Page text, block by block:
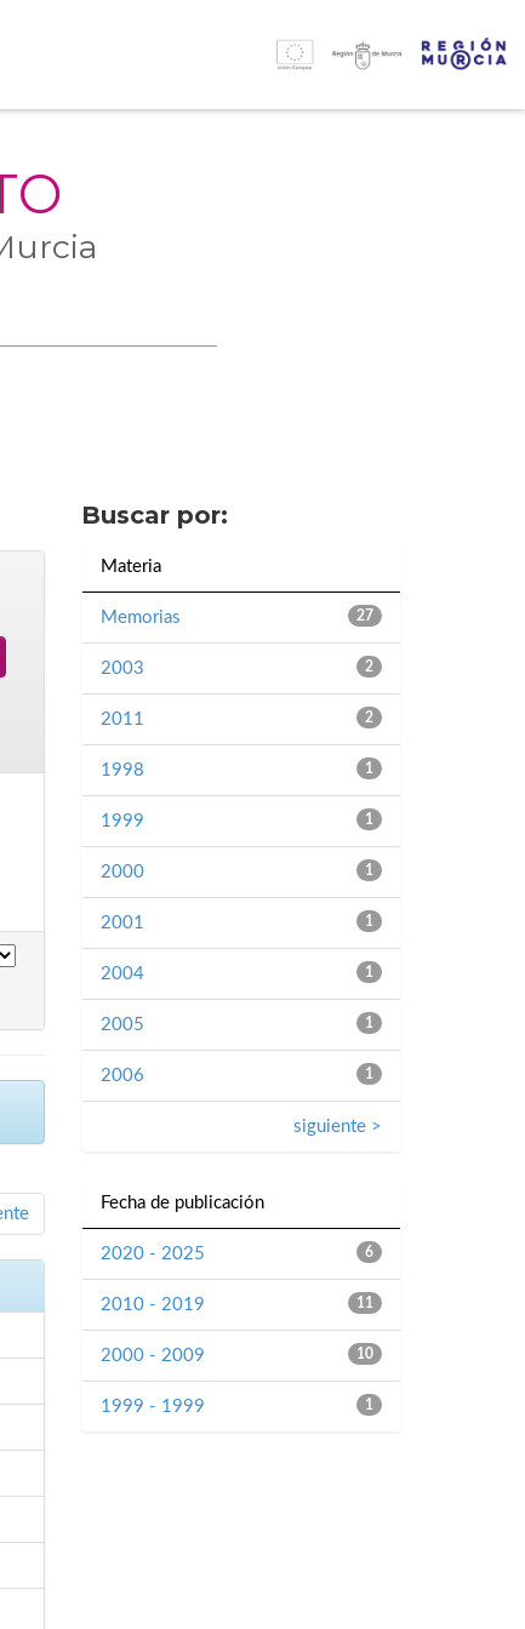
Buscar por:
Materia
27
Memorias
2
2003
2
2011
1
1998
1
1999
1
2000
1
2001
1
2004
1
2005
1
2006
siguiente >
Fecha de publicación
6
2020 - 2025
11
2010 - 2019
10
2000 - 2009
1
1999 - 1999